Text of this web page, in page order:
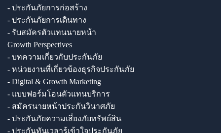
- ประกันภัยการก่อสร้าง
- ประกันภัยการเดินทาง
- รับสมัครตัวแทนนายหน้า
Growth Perspectives
- บทความเกี่ยวกับประกันภัย
- หน่วยงานที่เกี่ยวข้องธุรกิจประกันภัย
- Digital & Growth Marketing
- แบบฟอร์มโอนตัวแทนบริการ
- สมัครนายหน้าประกันวินาศภัย
- ประกันภัยความเสี่ยงภัยทรัพย์สิน
- ประกันทันเวลารู้เข้าใจประกันภัย